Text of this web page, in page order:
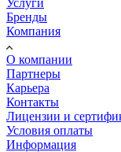
Бренды
Компания
О компании
Партнеры
Карьера
Контакты
Лицензии и
Условия оплаты
Информация